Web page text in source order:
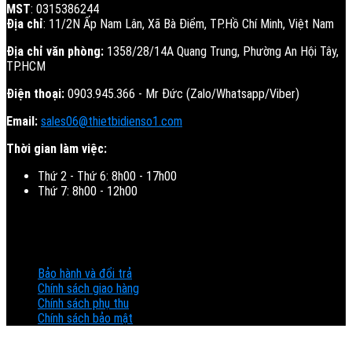
MST: 0315386244
Địa chỉ: 11/2N Ấp Nam Lân, Xã Bà Điểm, TP.Hồ Chí Minh, Việt Nam
Địa chỉ văn phòng: 1358/28/14A Quang Trung, Phường An Hội Tây,
TP.HCM
Điện thoại: 0903.945.366 - Mr Đức (Zalo/Whatsapp/Viber)
Email: sales06@thietbidienso1.com
Thời gian làm việc:
Thứ 2 - Thứ 6: 8h00 - 17h00
Thứ 7: 8h00 - 12h00
Bảo hành và đổi trả
Chính sách giao hàng
Chính sách phụ thu
Chính sách bảo mật